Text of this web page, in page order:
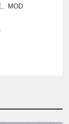
MOD